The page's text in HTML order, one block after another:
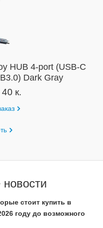
HUB 4-port (USB-C
Dark Gray
к.
стоит купить в
году до возможного